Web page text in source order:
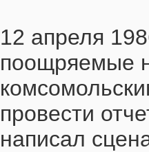
12 апреля
поощряемые
провести
написал